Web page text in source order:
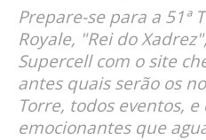
Prepare-se para a 51ª
Royale, "Rei do
Supercell com o site
antes quais serão os
Torre, todos eventos, e
emocionantes que